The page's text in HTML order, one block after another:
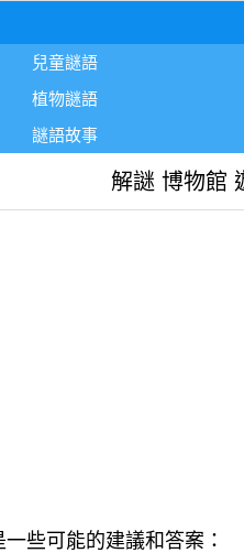
兒童謎語
植物謎語
謎語故事
解謎 博物館
些可能的建議和答案：